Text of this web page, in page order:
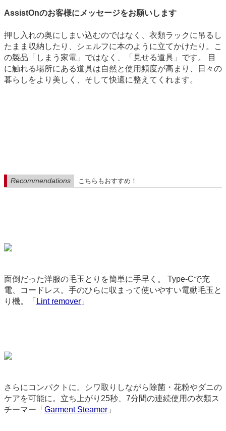
AssistOnのお客様にメッセージをお願いします
押し入れの奥にしまい込むのではなく、衣類ラックに吊るし
たまま収納したり、シェルフに本のように立てかけたり。こ
の製品「しまう家電」ではなく、「見せる道具」です。 目
に触れる場所にある道具は自然と使用頻度が高まり、日々の
暮らしをより美しく、そして快適に整えてくれます。
Recommendations こちらもおすすめ！
面倒だった洋服の毛玉とりを簡単に手早く。 Type-Cで充
電、コードレス。手のひらに収まって使いやすい電動毛玉と
り機。「 Lint remover 」
さらにコンパクトに。シワ取りしながら除菌・花粉やダニの
ケアを可能に。立ち上がり25秒、7分間の連続使用の衣類ス
チーマー「 Garment Steamer 」